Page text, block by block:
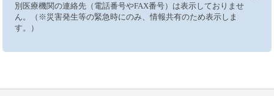
別医療機関の連絡先（電話番号やFAX番号）は表示しておりませ
ん。（※災害発生等の緊急時にのみ、情報共有のため表示しま
す。）